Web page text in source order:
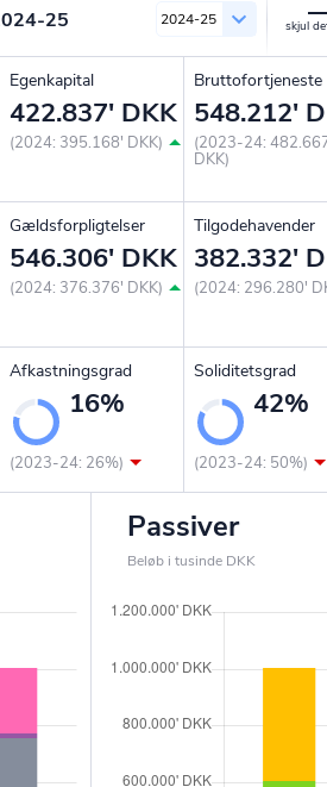
25 2024-25
Egenkapital
422.837' DKK
(2024: 395.168' DKK)
Bruttofortjeneste
548.212'
(2023-24:
DKK)
Gældsforpligtelser
546.306' DKK
(2024: 376.376' DKK)
Tilgodehavender
382.332'
(2024: 296.280'
Afkastningsgrad
16%
(2023-24: 26%)
Soliditetsgrad
42%
(2023-24: 50%)
Passiver
Beløb i tusinde DKK